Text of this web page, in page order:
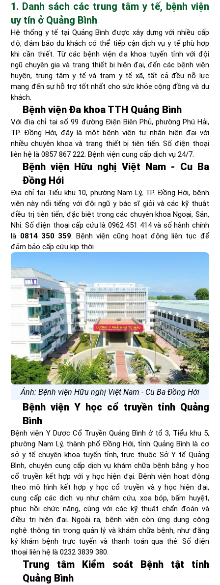
1. Danh sách các trung tâm y tế, bệnh viện
uy tín ở Quảng Bình
Hệ thống y tế tại Quảng Bình được xây dựng với nhiều cấp
độ, đảm bảo du khách có thể tiếp cận dịch vụ y tế phù hợp
khi cần thiết. Từ các bệnh viện đa khoa tuyến tỉnh với đội
ngũ chuyên gia và trang thiết bị hiện đại, đến các bệnh viện
huyện, trung tâm y tế và trạm y tế xã, tất cả đều nỗ lực
mang đến sự hỗ trợ tốt nhất cho sức khỏe cộng đồng và du
khách.
Bệnh viện Đa khoa TTH Quảng Bình
Với địa chỉ tại số 99 đường Điện Biên Phủ, phường Phú Hải,
TP. Đồng Hới, đây là một bệnh viện tư nhân hiện đại với
nhiều chuyên khoa và trang thiết bị tiên tiến. Số điện thoại
liên hệ là 0857 867 222. Bệnh viện cung cấp dịch vụ 24/7.
Bệnh viện Hữu nghị Việt Nam - Cu Ba
Đồng Hới
Địa chỉ tại Tiểu khu 10, phường Nam Lý, TP. Đồng Hới, bệnh
viện này nổi tiếng với đội ngũ y bác sĩ giỏi và các kỹ thuật
điều trị tiên tiến, đặc biệt trong các chuyên khoa Ngoại, Sản,
Nhi. Số điện thoại cấp cứu là 0962 451 414 và số hành chính
là 0814 350 359. Bệnh viện cũng hoạt động liên tục để
đảm bảo cấp cứu kịp thời.
Ảnh: Bệnh viện Hữu nghị Việt Nam - Cu Ba Đồng Hới
Bệnh viện Y học cổ truyền tỉnh Quảng
Bình
​Bệnh viện Y Dược Cổ Truyền Quảng Bình ở tổ 3, Tiểu khu 5,
phường Nam Lý, thành phố Đồng Hới, tỉnh Quảng Bình là cơ
sở y tế chuyên khoa tuyến tỉnh, trực thuộc Sở Y tế Quảng
Bình, chuyên cung cấp dịch vụ khám chữa bệnh bằng y học
cổ truyền kết hợp với y học hiện đại.​ Bệnh viện hoạt động
theo mô hình kết hợp y học cổ truyền và y học hiện đại,
cung cấp các dịch vụ như châm cứu, xoa bóp, bấm huyệt,
phục hồi chức năng, cùng với các kỹ thuật chẩn đoán và
điều trị hiện đại. Ngoài ra, bệnh viện còn ứng dụng công
nghệ thông tin trong quản lý và khám chữa bệnh, như đăng
ký khám bệnh trực tuyến và thanh toán qua thẻ. Số điện
thoại liên hệ là 0232 3839 380.
Trung tâm Kiểm soát Bệnh tật tỉnh
Quảng Bình